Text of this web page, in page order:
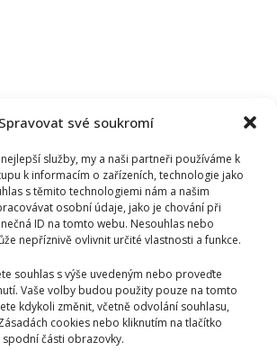
Spravovat své soukromí
služby, my a naši partneři používáme k
k informacím o zařízeních, technologie jako
s těmito technologiemi nám a našim
osobní údaje, jako je chování při
ID na tomto webu. Nesouhlas nebo
nepříznivě ovlivnit určité vlastnosti a funkce.
souhlas s výše uvedeným nebo proveďte
Vaše volby budou použity pouze na tomto
kdykoli změnit, včetně odvolání souhlasu,
cookies nebo kliknutím na tlačítko
části obrazovky.